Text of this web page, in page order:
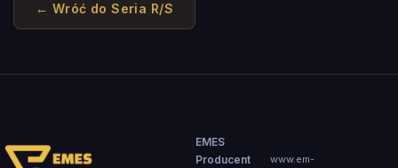
← Wróć doSeria R/S
EMES
Producent
www.em-